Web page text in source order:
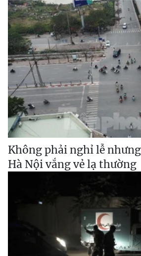
Không phải nghỉ lễ
Hà Nội vắng vẻ lạ thường